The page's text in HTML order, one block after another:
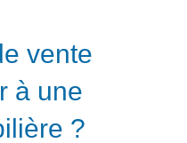
vente
à une
?